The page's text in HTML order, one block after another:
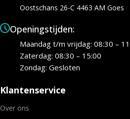
Oostschans 26-C 4463 AM Goes
Openingstijden:
Maandag t/m vrijdag: 08:30 –
Zaterdag: 08:30 – 15:00
Zondag: Gesloten
Klantenservice
Over ons